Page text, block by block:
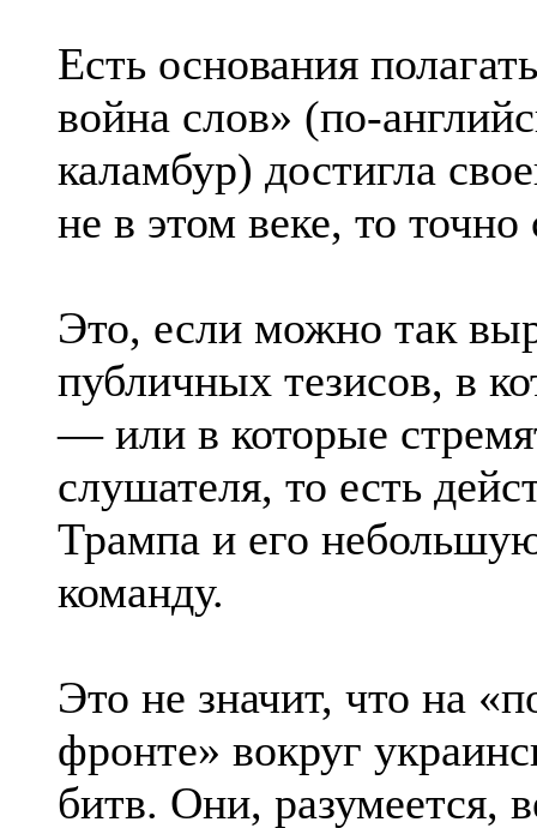
Есть основания
война слов» (по-
каламбур) достигла
не в этом веке, то
Это, если можно так
публичных тезисов, в
— или в которые
слушателя, то есть
Трампа и его
команду.
Это не значит, что на
фронте» вокруг
битв. Они, разумеется,